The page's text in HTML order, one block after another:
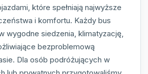
które spełniają najwyższe
i komfortu. Każdy bus
wygodne siedzenia, klimatyzację,
bezproblemową
Dla osób podróżujących w